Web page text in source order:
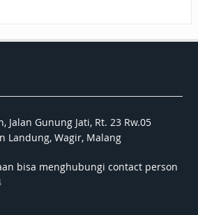
Jalan Gunung Jati, Rt. 23 Rw.05
Landung, Wagir, Malang
bisa menghubungi contact person